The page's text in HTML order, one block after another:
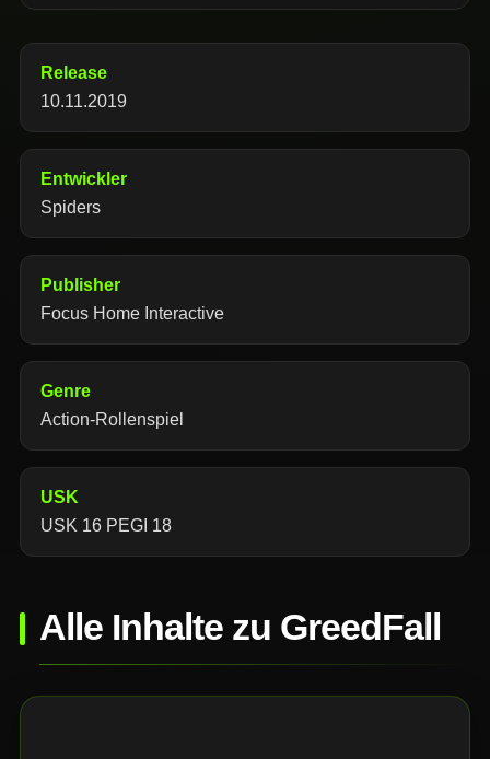
Release
10.11.2019
Entwickler
Spiders
Publisher
Focus Home Interactive
Genre
Action-Rollenspiel
USK
USK 16 PEGI 18
Alle Inhalte zu GreedFall